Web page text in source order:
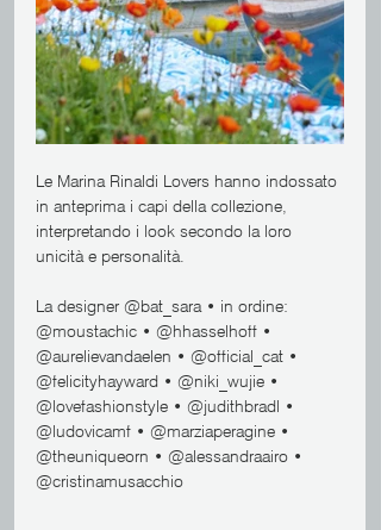
Le Marina Rinaldi Lovers hanno indossato
in anteprima i capi della collezione,
interpretando i look secondo la loro
unicità e personalità.
La designer @bat_sara • in ordine:
@moustachic • @hhasselhoff •
@aurelievandaelen • @official_cat •
@felicityhayward • @niki_wujie •
@lovefashionstyle • @judithbradl •
@ludovicamf • @marziaperagine •
@theuniqueorn • @alessandraairo •
@cristinamusacchio